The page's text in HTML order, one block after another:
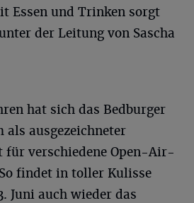
Essen und Trinken sorgt
der Leitung von Sascha
hat sich das Bedburger
als ausgezeichneter
für verschiedene Open-Air-
findet in toller Kulisse
Juni auch wieder das